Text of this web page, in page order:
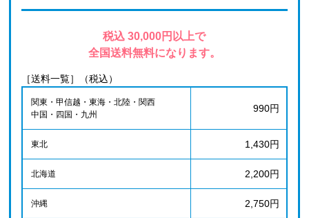
税込 30,000円以上で
全国送料無料になります。
［送料一覧］（税込）
関東・甲信越・東海・北陸・関西
中国・四国・九州
990円
東北 1,430円
北海道 2,200円
沖縄 2,750円